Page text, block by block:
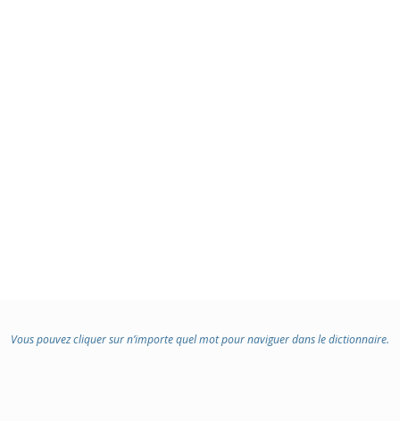
Vous pouvez cliquer sur n’importe quel mot pour naviguer dans le dictionnaire.